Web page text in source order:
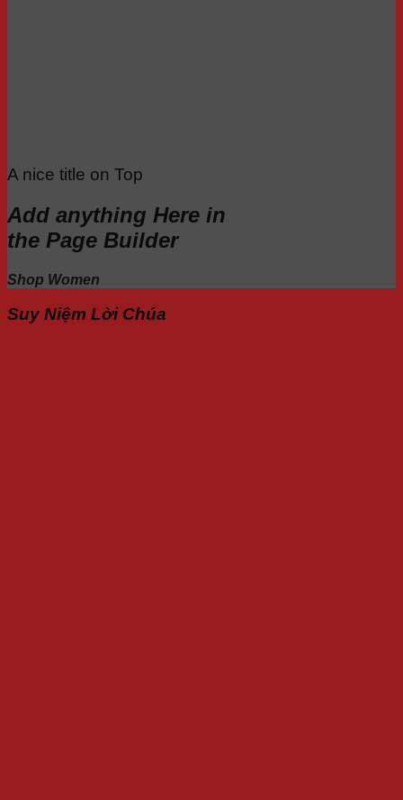
A nice title on Top
Add anything Here in
the Page Builder
Shop Women
Suy Niệm Lời Chúa